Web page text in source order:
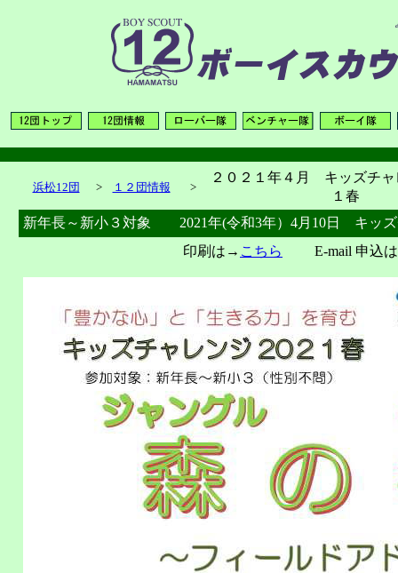
浜松12団 > １２団情報 >
２０２１年４月 キッズチャ
１春
新年長～新小３対象 2021年(令和3年）4月10日 キッズ
印刷は→ こちら E-mail 申込